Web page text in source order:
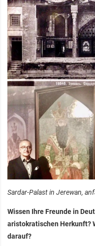
Sardar-Palast in Jerewan,
Wissen Ihre Freunde in
aristokratischen Herkunft?
darauf?